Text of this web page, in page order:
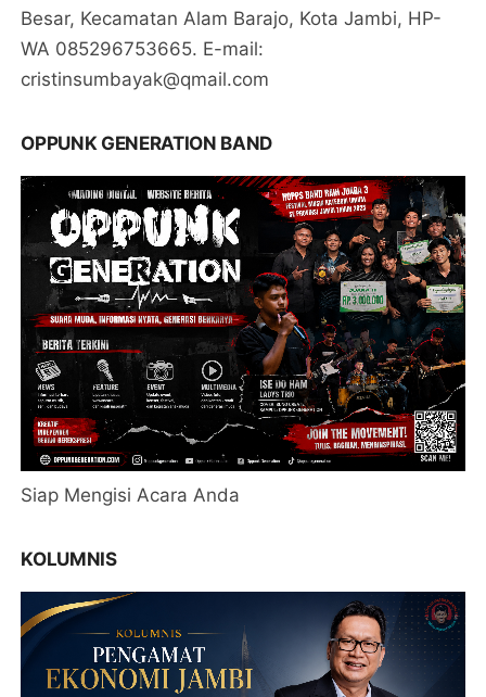
Besar, Kecamatan Alam Barajo, Kota Jambi, HP-
WA 085296753665. E-mail:
cristinsumbayak@qmail.com
OPPUNK GENERATION BAND
Siap Mengisi Acara Anda
KOLUMNIS